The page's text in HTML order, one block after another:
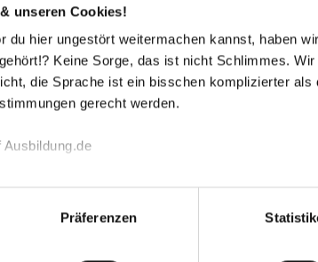
unseren Cookies!
du hier ungestört weitermachen kannst, haben
Keine Sorge, das ist nicht Schlimmes.
die Sprache ist ein bisschen komplizierter
gerecht werden.
Funktion unserer Webseite
zu speichern ( „Präferenzen“), die Zugriffe
zu deiner Verwendung unserer Website an
Präferenzen
machen! Hier lernt man das
lerne ich im Arbeitsalltag immer noch
vor! Wer sind Sie und was
die klassische Ausbildung zum damals